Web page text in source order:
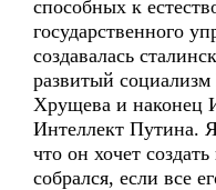
способных к
государственного
создавалась
развитый
Хрущева и наконец
Интеллект Путина.
что он хочет
собрался, если все